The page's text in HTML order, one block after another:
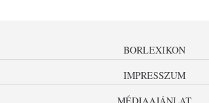
BORLEXIKON
IMPRESSZUM